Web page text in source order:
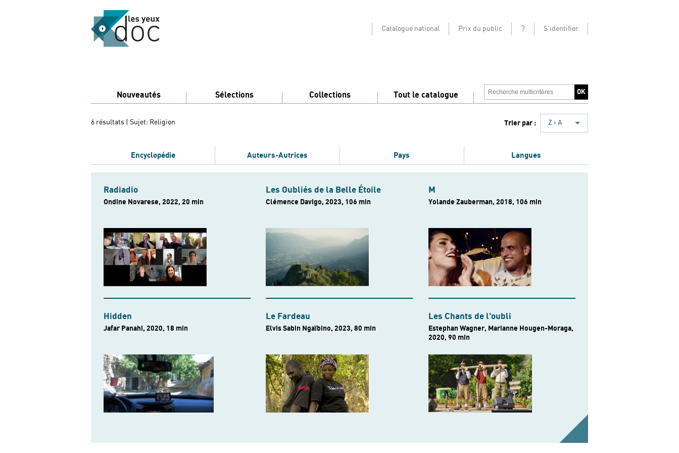
Catalogue national Prix du public ? S'identifier
Nouveautés Sélections Collections Tout le catalogue
6 résultats | Sujet: Religion Trier par : Z › A
Encyclopédie Auteurs-Autrices Pays Langues
Radiadio
Ondine Novarese, 2022, 20 min
Les Oubliés de la Belle Étoile
Clémence Davigo, 2023, 106 min
M
Yolande Zauberman, 2018, 106 min
Hidden
Jafar Panahi, 2020, 18 min
Le Fardeau
Elvis Sabin Ngaïbino, 2023, 80 min
Les Chants de l'oubli
Estephan Wagner, Marianne Hougen-Moraga,
2020, 90 min